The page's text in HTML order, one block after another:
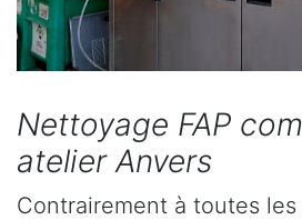
Nettoyage FAP
atelier Anvers
Contrairement à toutes